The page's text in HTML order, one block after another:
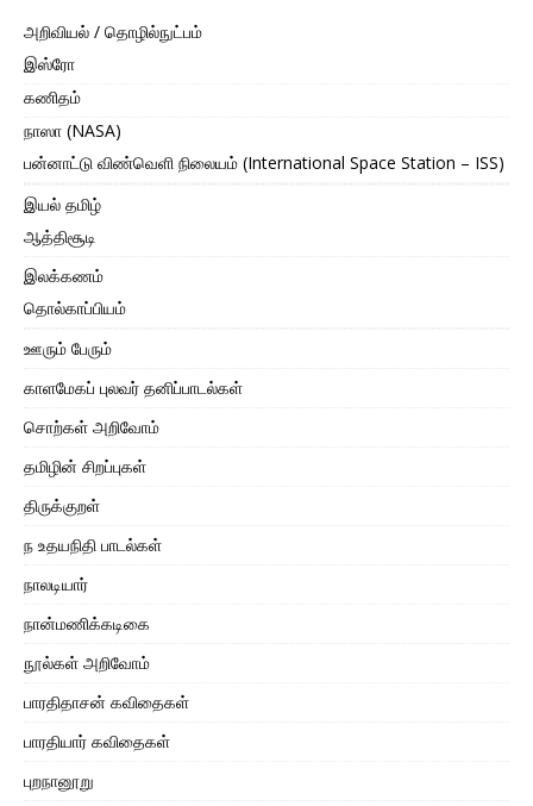
அறிவியல் / தொழில்நுட்பம்
இஸ்ரோ
கணிதம்
நாஸா (NASA)
பன்னாட்டு விண்வெளி நிலையம் (International Space Station – ISS)
இயல் தமிழ்
ஆத்திசூடி
இலக்கணம்
தொல்காப்பியம்
ஊரும் பேரும்
காளமேகப் புலவர் தனிப்பாடல்கள்
சொற்கள் அறிவோம்
தமிழின் சிறப்புகள்
திருக்குறள்
ந உதயநிதி பாடல்கள்
நாலடியார்
நான்மணிக்கடிகை
நூல்கள் அறிவோம்
பாரதிதாசன் கவிதைகள்
பாரதியார் கவிதைகள்
புறநானூறு